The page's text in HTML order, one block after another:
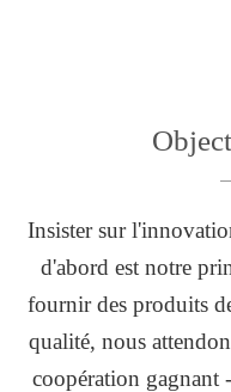
Insister sur
d'abord est notre
fournir des produits
qualité, nous
coopération gagnant